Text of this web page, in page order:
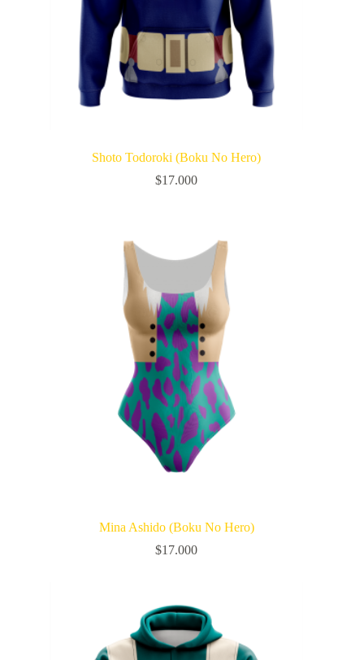
Shoto Todoroki (Boku No Hero)
$17.000
Mina Ashido (Boku No Hero)
$17.000